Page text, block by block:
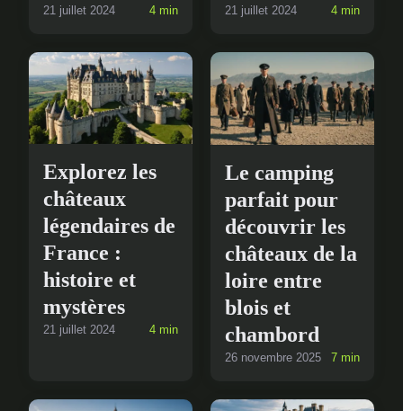
21 juillet 2024 4 min 21 juillet 2024 4 min
Explorez les
châteaux
légendaires de
France :
histoire et
mystères
21 juillet 2024 4 min
Le camping
parfait pour
découvrir les
châteaux de la
loire entre
blois et
chambord
26 novembre 2025 7 min